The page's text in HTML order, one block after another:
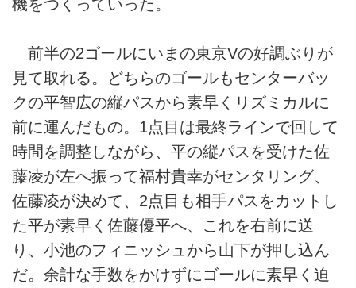
機をつくっていった。
前半の2ゴールにいまの東京Vの好調ぶりが
見て取れる。どちらのゴールもセンターバッ
クの平智広の縦パスから素早くリズミカルに
前に運んだもの。1点目は最終ラインで回して
時間を調整しながら、平の縦パスを受けた佐
藤凌が左へ振って福村貴幸がセンタリング、
佐藤凌が決めて、2点目も相手パスをカットし
た平が素早く佐藤優平へ、これを右前に送
り、小池のフィニッシュから山下が押し込ん
だ。余計な手数をかけずにゴールに素早く迫